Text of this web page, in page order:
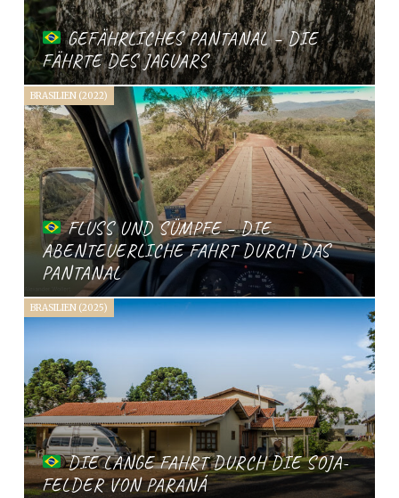
GEFÄHRLICHES PANTANAL – DIE
FÄHRTE DES JAGUARS
BRASILIEN (2022)
FLUSS UND SÜMPFE – DIE
ABENTEUERLICHE FAHRT DURCH DAS
PANTANAL
BRASILIEN (2025)
DIE LANGE FAHRT DURCH DIE SOJA-
FELDER VON PARANÁ